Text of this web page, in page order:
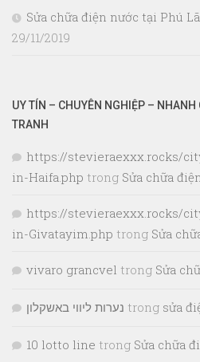
Sửa chữa điện nước tại Phú
29/11/2019
UY TÍN – CHUYÊN NGHIỆP – NHANH
TRANH
https://stevieraexxx.rocks/
in-Haifa.php trong Sửa chữa
https://stevieraexxx.rocks/
in-Givatayim.php trong Sửa
vivaro grancvel trong Sửa
נערות ליווי באשקלון trong sửa
10 lotto line trong Sửa chữa